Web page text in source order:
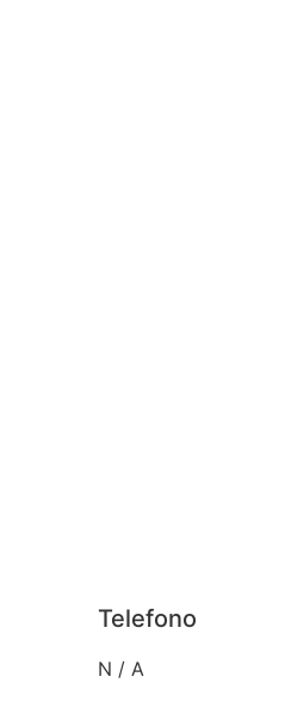
Telefono
N / A